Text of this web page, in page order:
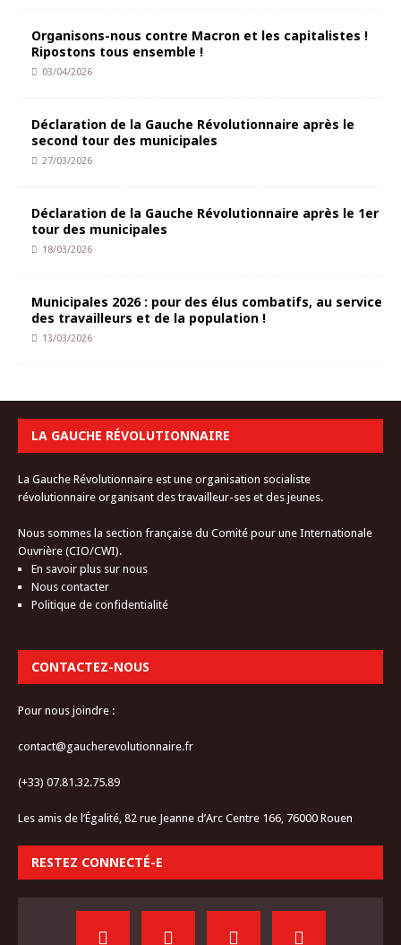
Organisons-nous contre Macron et les capitalistes !
Ripostons tous ensemble !
03/04/2026
Déclaration de la Gauche Révolutionnaire après le
second tour des municipales
27/03/2026
Déclaration de la Gauche Révolutionnaire après le 1er
tour des municipales
18/03/2026
Municipales 2026 : pour des élus combatifs, au service
des travailleurs et de la population !
13/03/2026
LA GAUCHE RÉVOLUTIONNAIRE
La Gauche Révolutionnaire est une organisation socialiste
révolutionnaire organisant des travailleur-ses et des jeunes.
Nous sommes la section française du Comité pour une Internationale
Ouvrière (CIO/CWI).
En savoir plus sur nous
Nous contacter
Politique de confidentialité
CONTACTEZ-NOUS
Pour nous joindre :
contact@gaucherevolutionnaire.fr
(+33) 07.81.32.75.89
Les amis de l’Égalité, 82 rue Jeanne d’Arc Centre 166, 76000 Rouen
RESTEZ CONNECTÉ-E